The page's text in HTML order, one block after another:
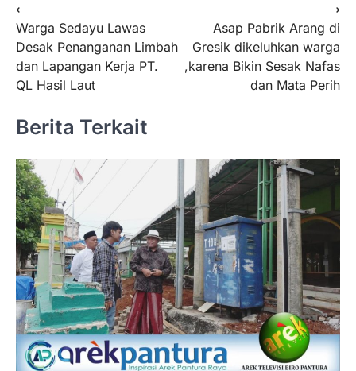
Navigasi
pos
⟵
Warga Sedayu Lawas
Desak Penanganan Limbah
dan Lapangan Kerja PT.
QL Hasil Laut
Asap Pabrik Arang di
Gresik dikeluhkan warga
,karena Bikin Sesak Nafas
dan Mata Perih
⟶
Berita Terkait